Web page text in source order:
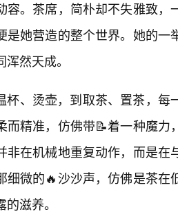
容。茶席，简朴却不失雅致
是她营造的整个世界。她的
然天成。
杯、烫壶，到取茶、置茶，
而精准，仿佛带📝着一种魔
非在机械地重复动作，而是
细微的🔥沙沙声，仿佛是茶
滋养。